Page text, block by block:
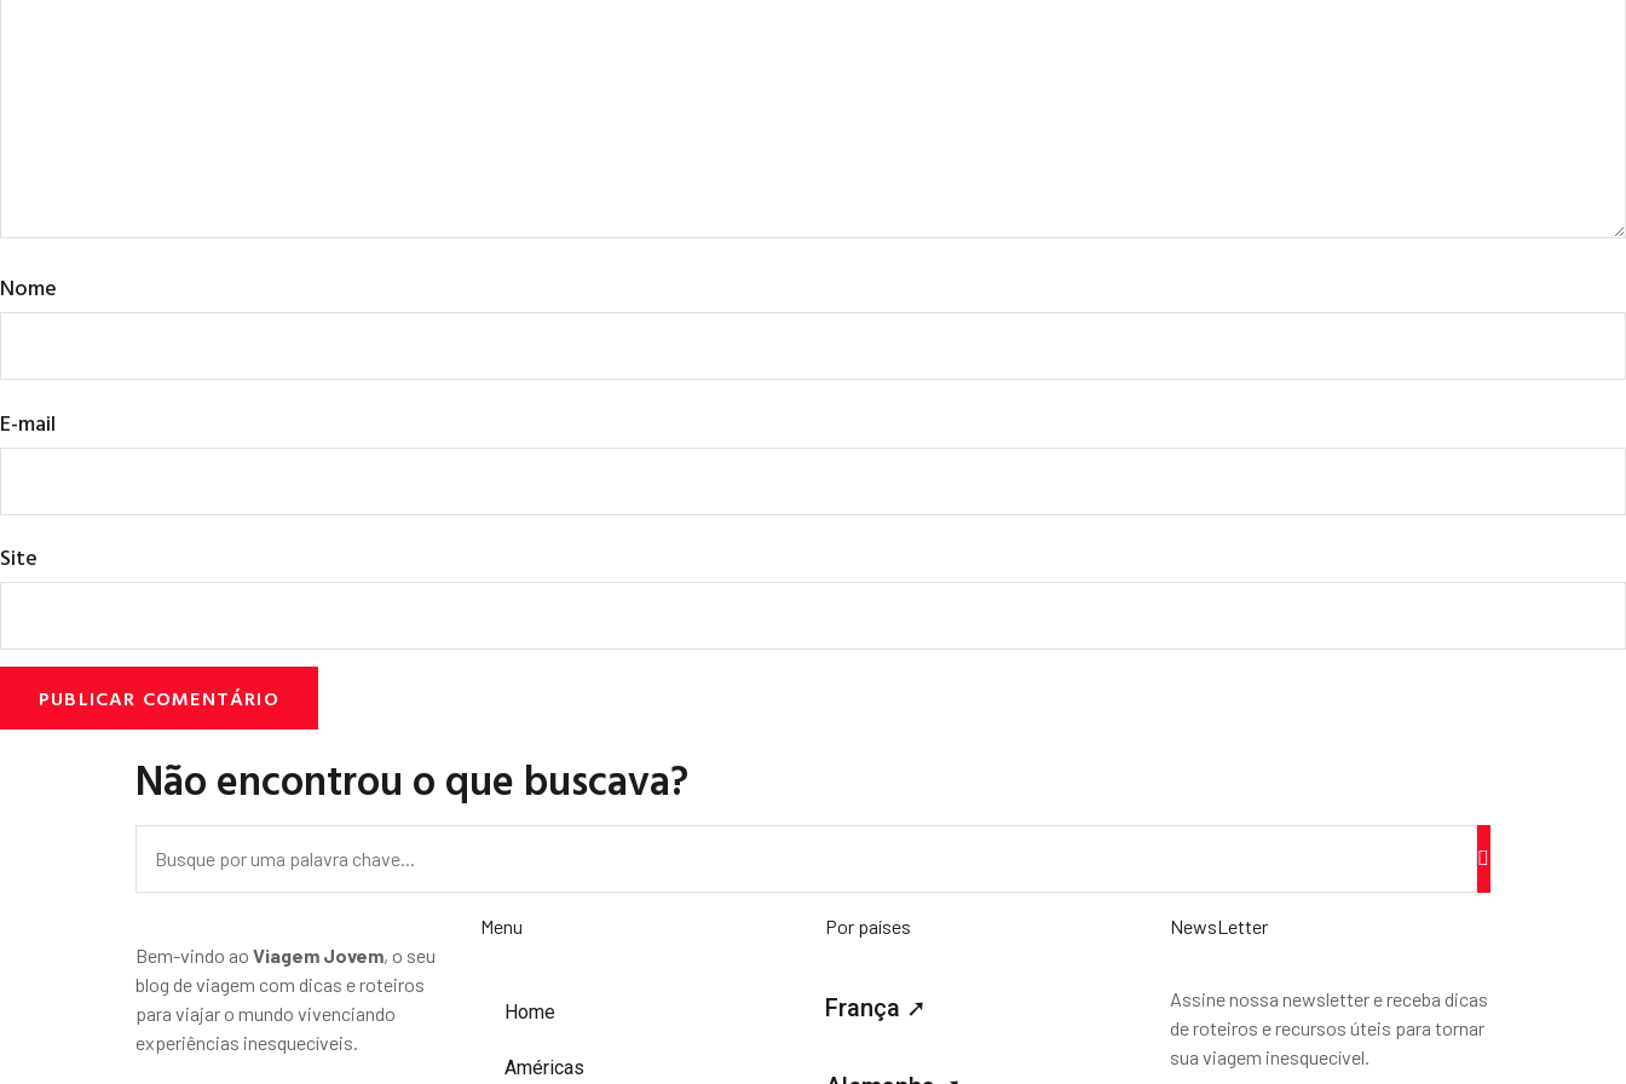
Nome
E-mail
Site
Não encontrou o que buscava?
Bem-vindo ao Viagem Jovem, o seu
blog de viagem com dicas e roteiros
para viajar o mundo vivenciando
experiências inesquecíveis.
Menu
Home
Américas
Por países
França ➚
NewsLetter
Assine nossa newsletter e receba dicas
de roteiros e recursos úteis para tornar
sua viagem inesquecível.